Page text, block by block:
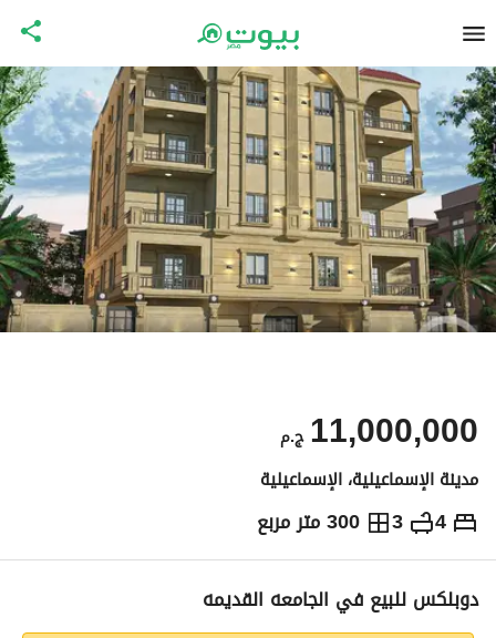
ج.م 11,000,000
مدينة الإسماعيلية، الإسماعيلية
4
3 300 متر مربع ج.م11,000,000
التفاصيل الاتجاهات والمؤشرات
دوبلكس للبيع في الجامعه القديمه